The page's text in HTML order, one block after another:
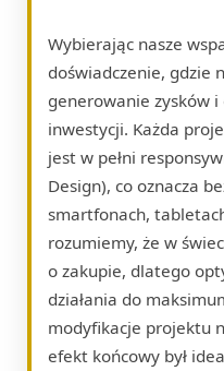
Wybierając nasze
doświadczenie, gdzie
generowanie zysków
inwestycji. Każda
jest w pełni
Design), co oznacza
smartfonach,
rozumiemy, że w
o zakupie, dlatego
działania do
modyfikacje projektu
efekt końcowy był